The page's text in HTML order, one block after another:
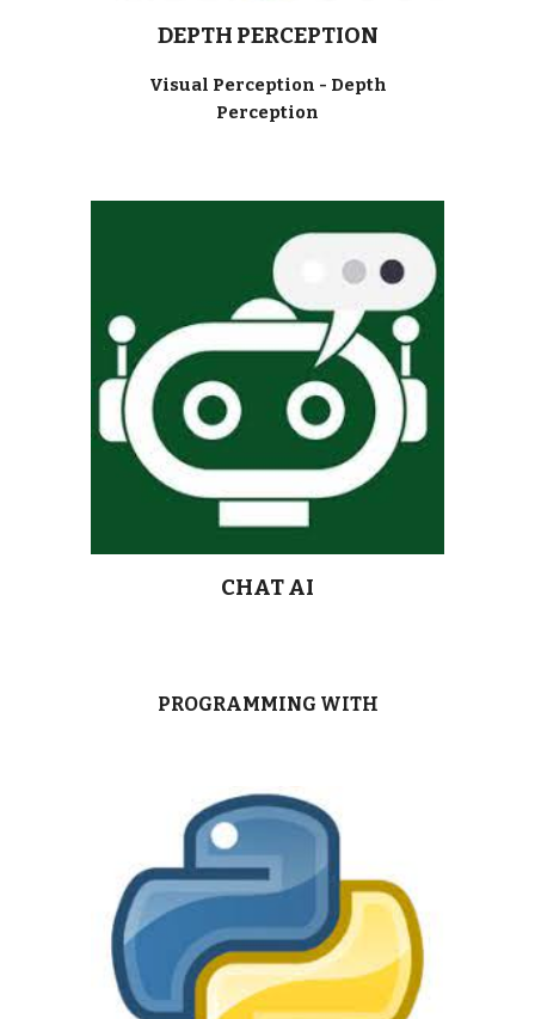
DEPTH PERCEPTION
Visual Perception - Depth
Perception
CHAT AI
PROGRAMMING WITH